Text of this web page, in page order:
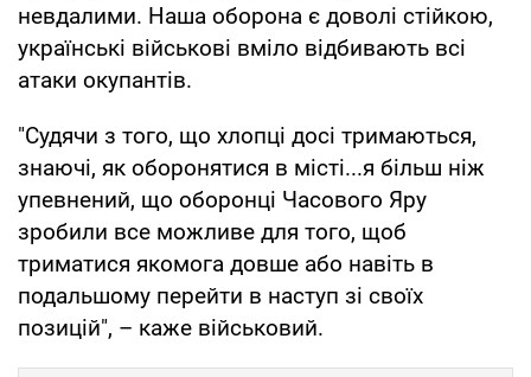
невдалими. Наша оборона є доволі стійкою,
українські військові вміло відбивають всі
атаки окупантів.
"Судячи з того, що хлопці досі тримаються,
знаючі, як оборонятися в місті...я більш ніж
упевнений, що оборонці Часового Яру
зробили все можливе для того, щоб
триматися якомога довше або навіть в
подальшому перейти в наступ зі своїх
позицій", – каже військовий.